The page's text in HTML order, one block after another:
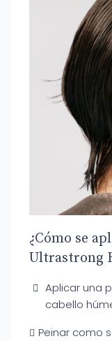
¿Cómo se
Ultrastrong
Aplicar una
cabello
Peinar como